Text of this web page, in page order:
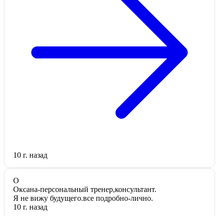
10 г. назад
О
Оксана-персональный тренер,консультант.
Я не вижу будущего.все подробно-лично.
10 г. назад